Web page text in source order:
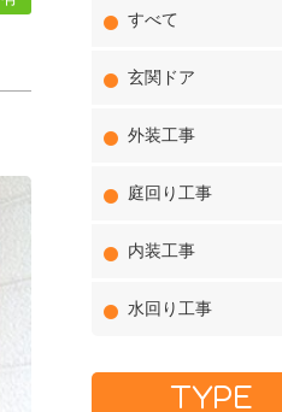
すべて
玄関ドア
外装工事
庭回り工事
内装工事
水回り工事
TYPE